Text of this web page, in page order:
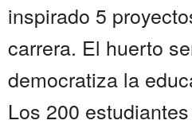
inspirado 5
carrera. El huerto
democratiza la
Los 200